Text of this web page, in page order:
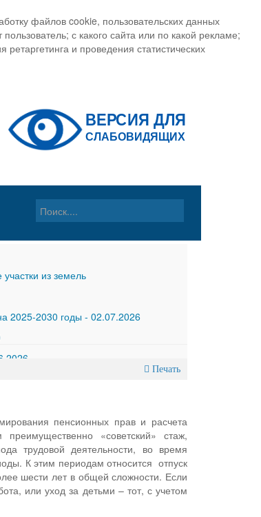
файлов cookie, пользовательских данных
с какого сайта или по какой рекламе;
и проведения статистических
из земель
2025-2030 годы - 02.07.2026
Печать
пенсионных прав и расчета
«советский» стаж,
трудовой деятельности, во время
К этим периодам относится отпуск
шести лет в общей сложности. Если
или уход за детьми – тот, с учетом